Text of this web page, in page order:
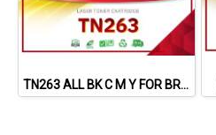
TN263 ALL BK C M Y FOR BROTHER